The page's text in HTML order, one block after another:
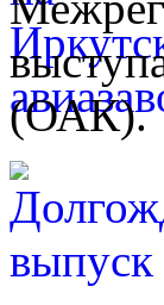
(ОАК).